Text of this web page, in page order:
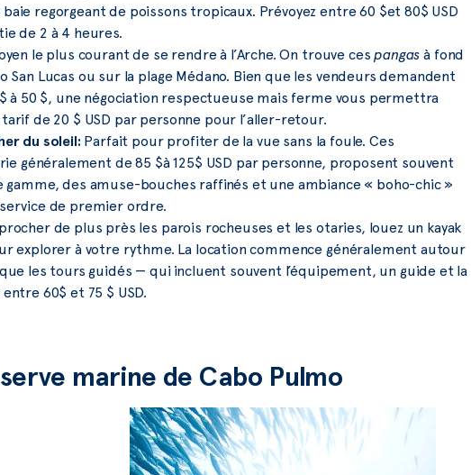
regorgeant de poissons tropicaux. Prévoyez entre 60 $et 80$ USD
de 2 à 4 heures.
le plus courant de se rendre à l’Arche. On trouve cespangas à fond
San Lucas ou sur la plage Médano. Bien que les vendeurs demandent
à 50 $, une négociation respectueuse mais ferme vous permettra
de 20 $ USD par personne pour l’aller-retour.
du soleil: Parfait pour profiter de la vue sans la foule. Ces
généralement de 85 $à 125$ USD par personne, proposent souvent
gamme, des amuse-bouches raffinés et une ambiance « boho-chic »
de premier ordre.
de plus près les parois rocheuses et les otaries, louez un kayak
explorer à votre rythme. La location commence généralement autour
les tours guidés — qui incluent souvent l’équipement, un guide et la
60$ et 75 $ USD.
marine de Cabo Pulmo